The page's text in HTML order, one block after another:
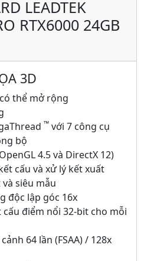
LEADTEK
RTX6000 24GB
3D
thể mở rộng
™ với 7 công cụ
bộ
4.5 và DirectX 12)
cấu và xử lý kết xuất
siêu mẫu
độc lập góc 16x
điểm nổi 32-bit cho mỗi
64 lần (FSAA) / 128x